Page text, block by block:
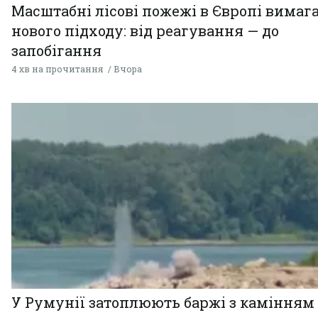
Масштабні лісові пожежі в Європі
нового підходу: від реагування — до
запобігання
4 хв на прочитання Вчора
У Румунії затоплюють баржі з